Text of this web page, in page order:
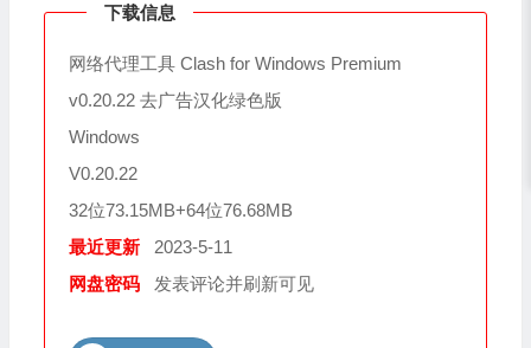
下载信息
网络代理工具 Clash for Windows Premium
v0.20.22 去广告汉化绿色版
Windows
V0.20.22
32位73.15MB+64位76.68MB
最近更新
2023-5-11
网盘密码
发表评论并刷新可见